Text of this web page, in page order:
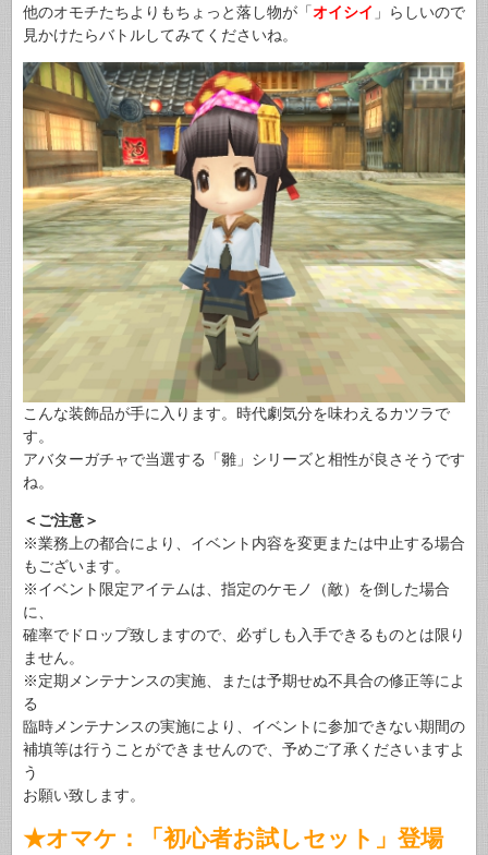
他のオモチたちよりもちょっと落し物が「オイシイ 」らしいので
見かけたらバトルしてみてくださいね。
こんな装飾品が手に入ります。時代劇気分を味わえるカツラで
す。
アバターガチャで当選する「雛」シリーズと相性が良さそうです
ね。
＜ご注意＞
※業務上の都合により、イベント内容を変更または中止する場合
もございます。
※イベント限定アイテムは、指定のケモノ（敵）を倒した場合
に、
確率でドロップ致しますので、必ずしも入手できるものとは限り
ません。
※定期メンテナンスの実施、または予期せぬ不具合の修正等によ
る
臨時メンテナンスの実施により、イベントに参加できない期間の
補填等は行うことができませんので、予めご了承くださいますよ
う
お願い致します。
★オマケ：「初心者お試しセット」登場